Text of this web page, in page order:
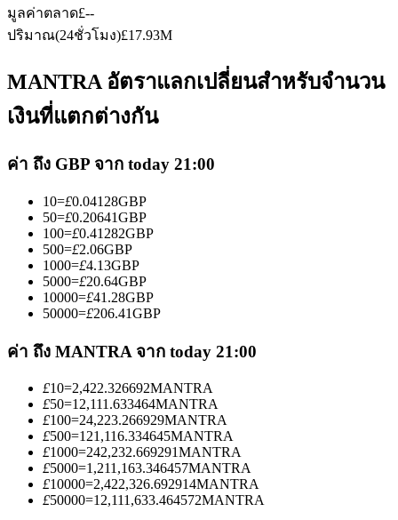
เป็นเทรดเดอร์คัดลอก
เพลิดเพลินกับการแบ่งปันผลกำไรและค่าคอมมิชชั่นการคัด
ลอกการซื้อขาย
ข้อมูล
การวิเคราะห์ข้อมูลขนาดใหญ่ รวมถึงข้อมูลการค้า ฯลฯ
มูลค่าตลาด£--
ปริมาณ(24ชั่วโมง)£17.93M
MANTRA อัตราแลกเปลี่ยนสำหรับจำนวน
เงินที่แตกต่างกัน
ค่า ถึง GBP จาก today 21:00
10=£0.04128GBP
50=£0.20641GBP
100=£0.41282GBP
500=£2.06GBP
1000=£4.13GBP
5000=£20.64GBP
10000=£41.28GBP
50000=£206.41GBP
ค่า ถึง MANTRA จาก today 21:00
£10=2,422.326692MANTRA
£50=12,111.633464MANTRA
£100=24,223.266929MANTRA
£500=121,116.334645MANTRA
£1000=242,232.669291MANTRA
£5000=1,211,163.346457MANTRA
£10000=2,422,326.692914MANTRA
£50000=12,111,633.464572MANTRA